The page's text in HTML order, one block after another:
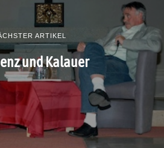
ARTIKEL
und Kalauer